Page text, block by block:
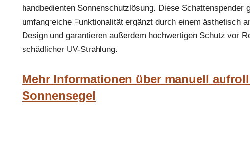
handbedienten Sonnenschutzlösung. Diese Schattenspender
umfangreiche Funktionalität ergänzt durch einem ästhetisch
Design und garantieren außerdem hochwertigen Schutz vor
schädlicher UV-Strahlung.
Mehr Informationen über manuell
Sonnensegel